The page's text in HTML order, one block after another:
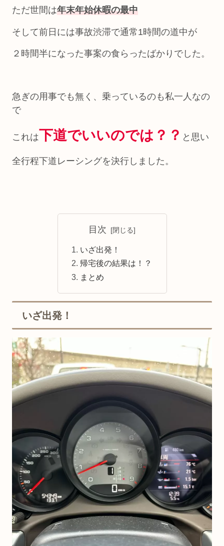
ただ世間は年末年始休暇の最中
そして前日には事故渋滞で通常1時間の道中が
２時間半になった事案の食らったばかりでした。
急ぎの用事でも無く、乗っているのも私一人なの
で
これは下道でいいのでは？？ と思い
全行程下道レーシングを決行しました。
目次
いざ出発！
帰宅後の結果は！？
まとめ
いざ出発！